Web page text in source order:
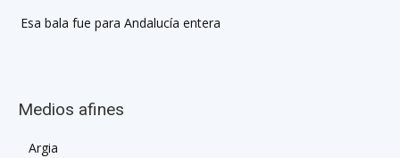
Esa bala fue para Andalucía entera
Medios afines
Argia